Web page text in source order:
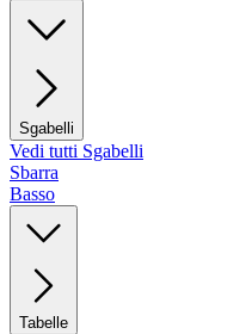
Sgabelli
Vedi tutti Sgabelli
Sbarra
Basso
Tabelle